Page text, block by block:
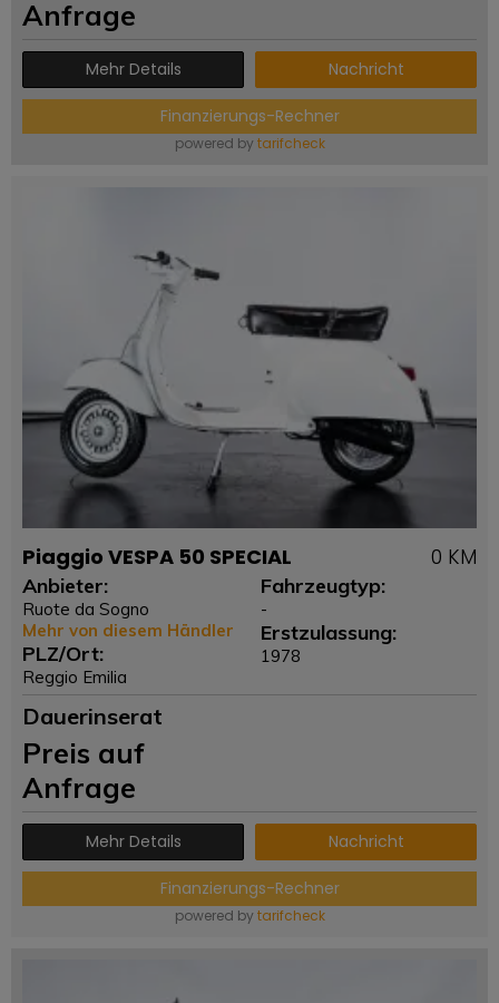
Anfrage
Mehr Details Nachricht
Finanzierungs-Rechner
powered by tarifcheck
Piaggio VESPA 50 SPECIAL 0 KM
Anbieter:
Ruote da Sogno
Mehr von diesem Händler
PLZ/Ort:
Reggio Emilia
Fahrzeugtyp:
-
Erstzulassung:
1978
Dauerinserat
Preis auf
Anfrage
Mehr Details Nachricht
Finanzierungs-Rechner
powered by tarifcheck